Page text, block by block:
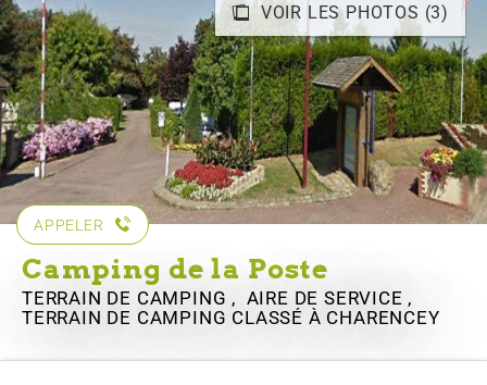
VOIR LES PHOTOS (3)
APPELER
Camping de la Poste
TERRAIN DE CAMPING , AIRE DE SERVICE ,
TERRAIN DE CAMPING CLASSÉ À CHARENCEY